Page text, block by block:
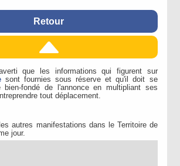
Retour
que les informations qui figurent sur
sont fournies sous réserve et qu'il doit se
bien-fondé de l'annonce en multipliant ses
tout déplacement.
autres manifestations dans le Territoire de
jour.